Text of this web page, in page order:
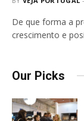
De que forma a
crescimento e
Our Picks